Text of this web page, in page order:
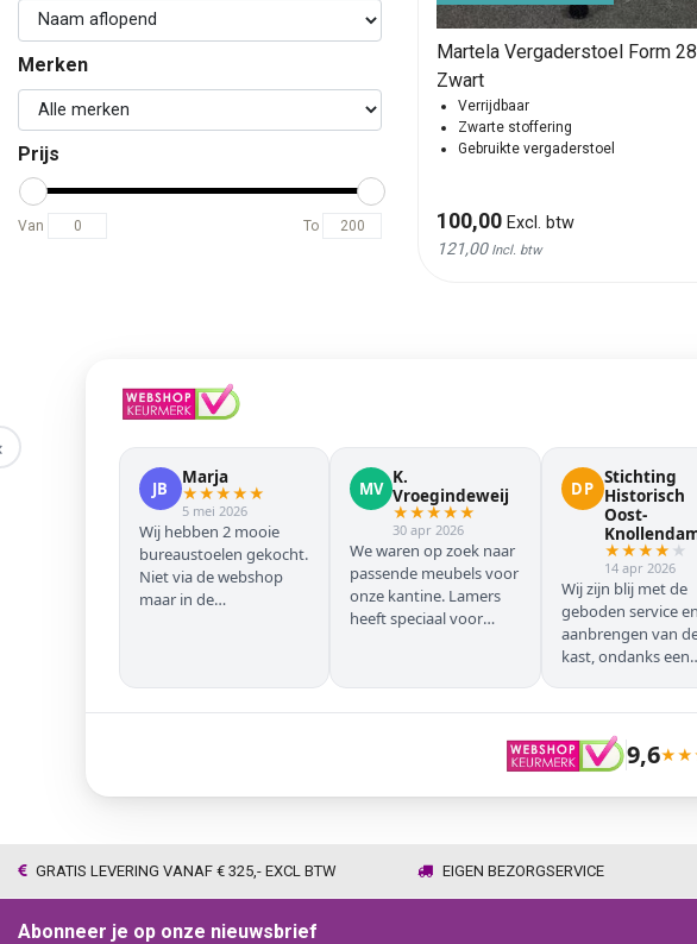
Merken
Prijs
Van To
Martela Vergaderstoel Form
Zwart
Verrijdbaar
Zwarte stoffering
Gebruikte vergaderstoel
100,00 Excl. btw
121,00 Incl. btw
JB
Marja
★★★★★
5 mei 2026
Wij hebben 2 mooie
bureaustoelen gekocht.
Niet via de webshop
maar in de
MV
K.
Vroegindeweij
★★★★★
30 apr 2026
We waren op zoek naar
passende meubels voor
onze kantine. Lamers
heeft speciaal voor
zodat we geen beuken
met eiken door elkaar
DP
Stichting
Historisch
Oost-
★★★★ ★
14 apr 2026
Wij zijn blij met de
geboden service
aanbrengen van
kast, ondanks een
wij dit vooraf
maar dat ging
problemen.
9,6★★
GRATIS LEVERING VANAF € 325,- EXCL BTW EIGEN BEZORGSERVICE
Abonneer je op onze nieuwsbrief